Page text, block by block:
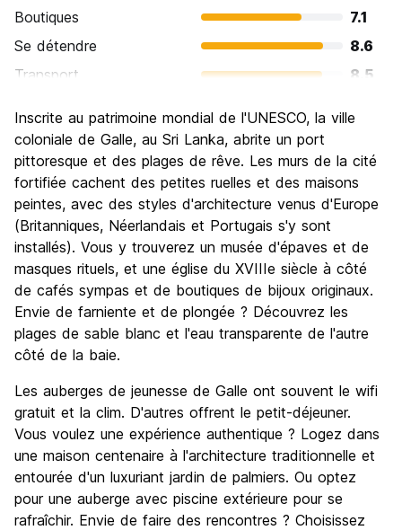
Boutiques
7.1
Se détendre
8.6
Transport
8.5
Culture
Sortir le soir / faire la fête
5.5
Bonnes affaires
7.5
Inscrite au patrimoine mondial de l'UNESCO, la ville
coloniale de Galle, au Sri Lanka, abrite un port
pittoresque et des plages de rêve. Les murs de la cité
fortifiée cachent des petites ruelles et des maisons
peintes, avec des styles d'architecture venus d'Europe
(Britanniques, Néerlandais et Portugais s'y sont
installés). Vous y trouverez un musée d'épaves et de
masques rituels, et une église du XVIIIe siècle à côté
de cafés sympas et de boutiques de bijoux originaux.
Envie de farniente et de plongée ? Découvrez les
plages de sable blanc et l'eau transparente de l'autre
côté de la baie.
Les auberges de jeunesse de Galle ont souvent le wifi
gratuit et la clim. D'autres offrent le petit-déjeuner.
Vous voulez une expérience authentique ? Logez dans
une maison centenaire à l'architecture traditionnelle et
entourée d'un luxuriant jardin de palmiers. Ou optez
pour une auberge avec piscine extérieure pour se
rafraîchir. Envie de faire des rencontres ? Choisissez